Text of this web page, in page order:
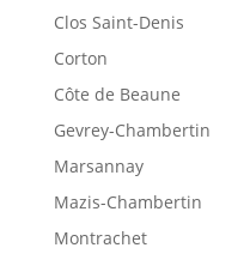
Clos Saint-Denis
Corton
Côte de Beaune
Gevrey-Chambertin
Marsannay
Mazis-Chambertin
Montrachet